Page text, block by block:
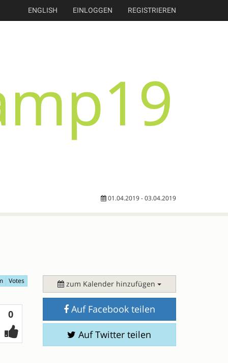
ENGLISH EINLOGGEN REGISTRIEREN
01.04.2019 - 03.04.2019
Votes
0Votes
zum Kalender hinzufügen
Auf Facebook teilen
Auf Twitter teilen